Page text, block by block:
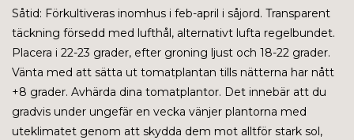
Såtid: Förkultiveras inomhus i feb-april i såjord. Transparent
täckning försedd med lufthål, alternativt lufta regelbundet.
Placera i 22-23 grader, efter groning ljust och 18-22 grader.
Vänta med att sätta ut tomatplantan tills nätterna har nått
+8 grader. Avhärda dina tomatplantor. Det innebär att du
gradvis under ungefär en vecka vänjer plantorna med
uteklimatet genom att skydda dem mot alltför stark sol,